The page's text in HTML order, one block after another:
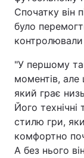
Цікавинки
Лонгріди
Відео з Youtube
Інтерв'ю
Спочатку він
було
контролювали
"У першому
моментів, але
який грає
Його технічні
стилю гри,
комфортно
А без нього